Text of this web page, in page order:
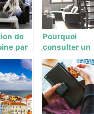
de
par
à vos
une
Pourquoi
consulter un
site
t intérieur ?